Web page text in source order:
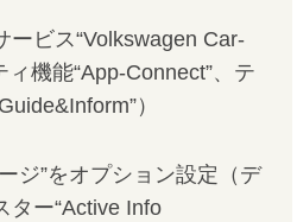
ービス“Volkswagen Car-
機能“App-Connect”、テ
）
ジ”をオプション設定（デ
ター“Active Info